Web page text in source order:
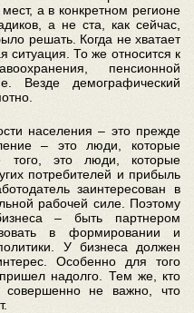
а в конкретном регионе
а не ста, как сейчас,
решать. Когда не хватает
ситуация. То же относится к
пенсионной
Везде демографический
населения – это прежде
– это люди, которые
того, это люди, которые
потребителей и прибыль
заинтересован в
рабочей силе. Поэтому
– быть партнером
в формировании и
У бизнеса должен
Особенно для того
надолго. Тем же, кто
не важно, что